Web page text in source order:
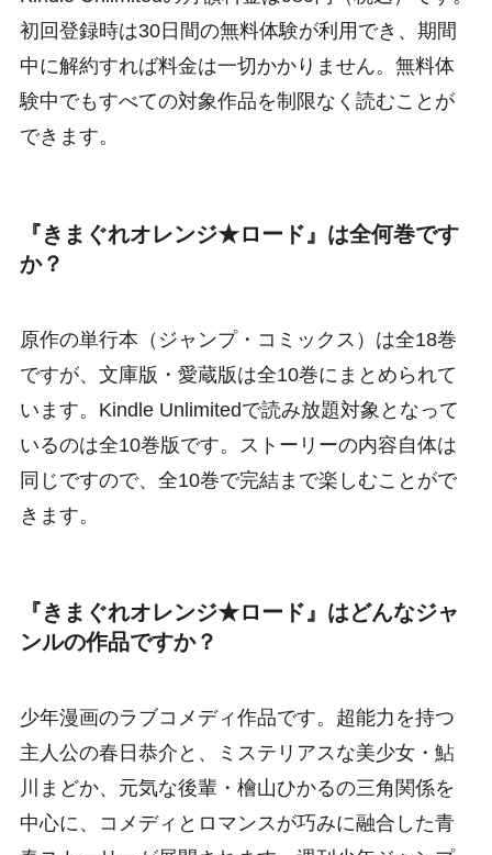
初回登録時は30日間の無料体験が利用でき、期間
中に解約すれば料金は一切かかりません。無料体
験中でもすべての対象作品を制限なく読むことが
できます。
『きまぐれオレンジ★ロード』は全何巻です
か？
原作の単行本（ジャンプ・コミックス）は全18巻
ですが、文庫版・愛蔵版は全10巻にまとめられて
います。Kindle Unlimitedで読み放題対象となって
いるのは全10巻版です。ストーリーの内容自体は
同じですので、全10巻で完結まで楽しむことがで
きます。
『きまぐれオレンジ★ロード』はどんなジャ
ンルの作品ですか？
少年漫画のラブコメディ作品です。超能力を持つ
主人公の春日恭介と、ミステリアスな美少女・鮎
川まどか、元気な後輩・檜山ひかるの三角関係を
中心に、コメディとロマンスが巧みに融合した青